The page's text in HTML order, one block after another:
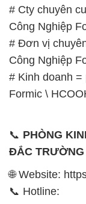
# Cty chuyên
Công Nghiệp
# Đơn vị
Công Nghiệp
# Kinh doanh =
Formic \
📞 PHÒNG
ĐẮC TRƯỜNG
🌐 Website:
📞 Hotline: